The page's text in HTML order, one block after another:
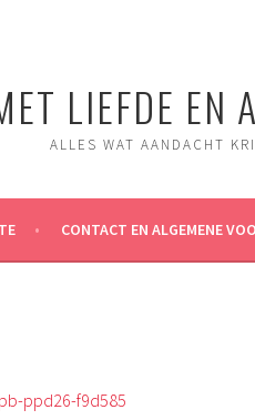
LIEFDE EN
ALLES WAT AANDACHT
CONTACT EN ALGEMENE
ppd26-f9d585